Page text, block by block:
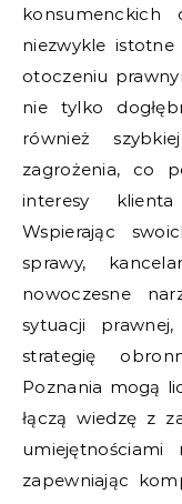
niezwykle
otoczeniu
nie tylko
również
zagrożenia, co
interesy
Wspierając
sprawy,
nowoczesne
sytuacji
strategię
Poznania mogą
łączą wiedzę z
zapewniając